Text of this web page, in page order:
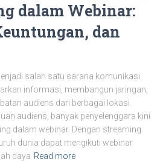
dalam Webinar:
dan
salah satu sarana komunikasi
informasi, membangun jaringan,
audiens dari berbagai lokasi.
audiens, banyak penyelenggara kini
dalam webinar. Dengan streaming
dunia dapat mengikuti webinar
daya Read more